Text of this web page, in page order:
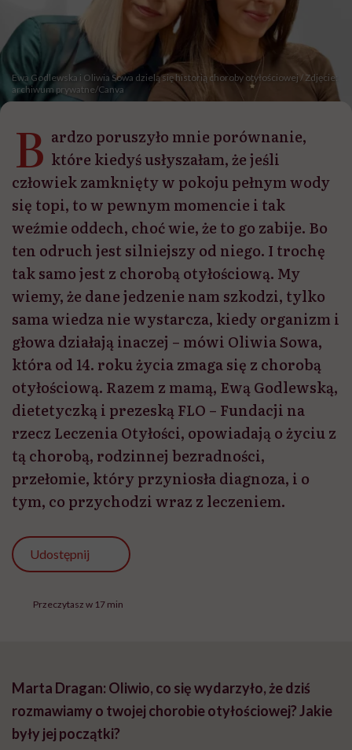
Ewa Godlewska i Oliwia Sowa dzielą się historią choroby otyłościowej / Zdjęcie:
archiwum prywatne/Canva
B ardzo poruszyło mnie porównanie,
które kiedyś usłyszałam, że jeśli
człowiek zamknięty w pokoju pełnym wody
się topi, to w pewnym momencie i tak
weźmie oddech, choć wie, że to go zabije. Bo
ten odruch jest silniejszy od niego. I trochę
tak samo jest z chorobą otyłościową. My
wiemy, że dane jedzenie nam szkodzi, tylko
sama wiedza nie wystarcza, kiedy organizm i
głowa działają inaczej – mówi Oliwia Sowa,
która od 14. roku życia zmaga się z chorobą
otyłościową. Razem z mamą, Ewą Godlewską,
dietetyczką i prezeską FLO – Fundacji na
rzecz Leczenia Otyłości, opowiadają o życiu z
tą chorobą, rodzinnej bezradności,
przełomie, który przyniosła diagnoza, i o
tym, co przychodzi wraz z leczeniem.
Udostępnij
Przeczytasz w 17 min
Marta Dragan: Oliwio, co się wydarzyło, że dziś
rozmawiamy o twojej chorobie otyłościowej? Jakie
były jej początki?